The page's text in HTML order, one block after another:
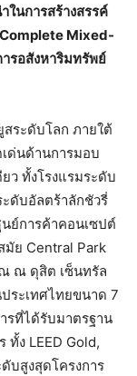
ในการสร้างสรรค์
Mixed-
รอสังหาริมทรัพย์
ระดับโลก ภายใต้
ด่นด้านการมอบ
ว ทั้งโรงแรมระดับ
ดับอัลตร้าลักชัวรี่
ย์การค้าคอนเซปต์
มัย Central Park
ณ ดุสิต เซ็นทรัล
ระเทศไทยขนาด 7
รที่ได้รับมาตรฐาน
ทั้ง LEED Gold,
บสูงสุดโครงการ